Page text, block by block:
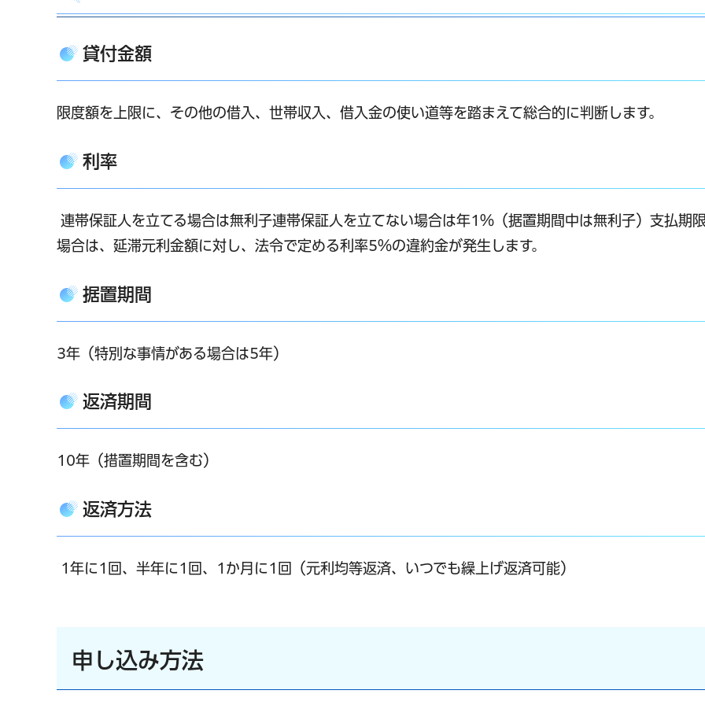
貸付金額
限度額を上限に、その他の借入、世帯収入、借入金の使い道等を踏まえて総合的に判断します。
利率
連帯保証人を立てる場合は無利子連帯保証人を立てない場合は年1％（据置期間中は無利子）支払期
場合は、延滞元利金額に対し、法令で定める利率5％の違約金が発生します。
据置期間
3年（特別な事情がある場合は5年）
返済期間
10年（措置期間を含む）
返済方法
1年に1回、半年に1回、1か月に1回（元利均等返済、いつでも繰上げ返済可能）
申し込み方法